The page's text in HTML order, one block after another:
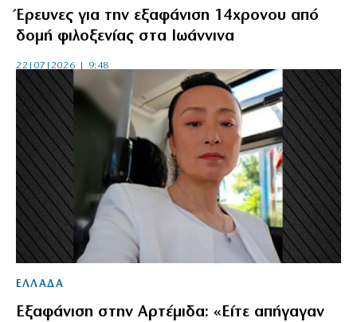
Έρευνες για την εξαφάνιση 14χρονου από
δομή φιλοξενίας στα Ιωάννινα
22|07|2026 | 9:48
ΕΛΛΑΔΑ
Εξαφάνιση στην Αρτέμιδα: «Είτε απήγαγαν